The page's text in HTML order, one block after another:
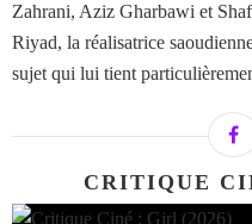
Zahrani, Aziz Gharbawi et
Riyad, la réalisatrice
sujet qui lui tient
CRITIQUE